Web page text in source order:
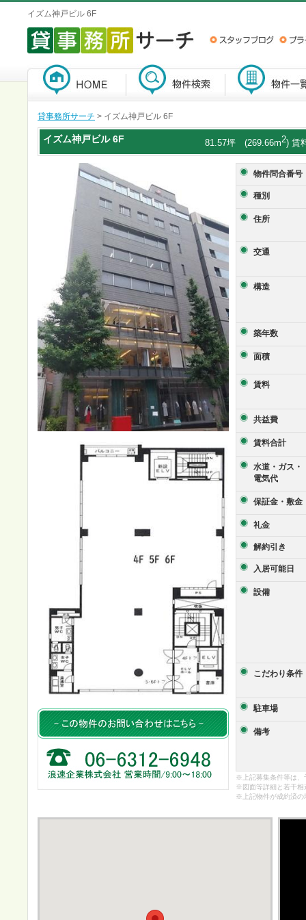
イズム神戸ビル 6F
貸事務所サーチ > イズム神戸ビル 6F
イズム神戸ビル6F 81.57坪 (269.66m2) 賃
物件問合番号
種別
住所
交通
構造
築年数
面積
賃料
共益費
賃料合計
水道・ガス・
電気代
保証金・敷金
礼金
解約引き
入居可能日
設備
こだわり条件
駐車場
備考
※上記募集条件等は、
※図面等詳細と若干相
※上記物件が成約済の